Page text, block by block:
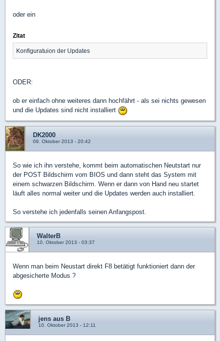
oder ein
Zitat
Konfiguratuion der Updates
ODER:
ob er einfach ohne weiteres dann hochfährt - als sei nichts gewesen
und die Updates sind nicht installiert
DK2000
09. Oktober 2013 - 20:42
So wie ich ihn verstehe, kommt beim automatischen Neutstart nur
der POST Bildschirm vom BIOS und dann steht das System mit
einem schwarzen Bildschirm. Wenn er dann von Hand neu startet
läuft alles normal weiter und die Updates werden auch installiert.
So verstehe ich jedenfalls seinen Anfangspost.
WalterB
10. Oktober 2013 - 03:37
Wenn man beim Neustart direkt F8 betätigt funktioniert dann der
abgesicherte Modus ?
jens aus B
10. Oktober 2013 - 12:11